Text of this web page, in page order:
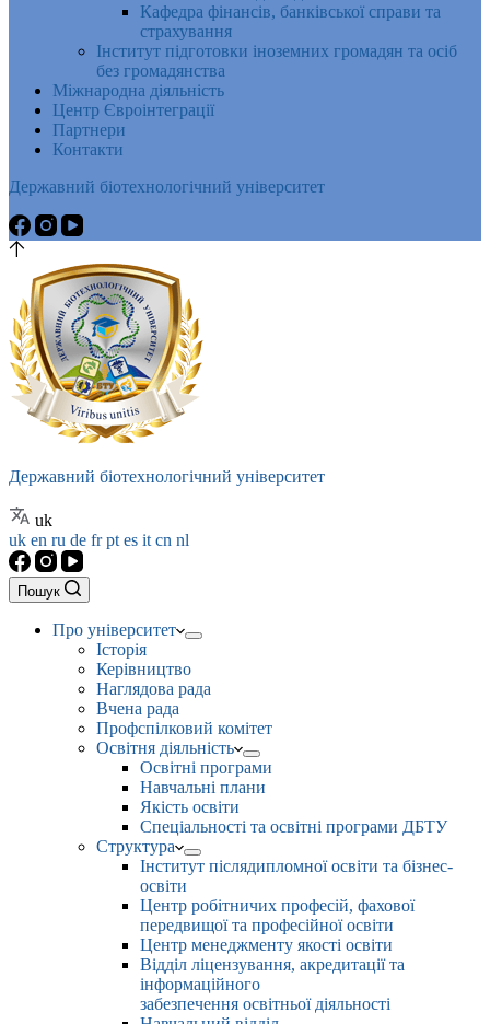
Кафедра фінансів, банківської справи та
страхування
Інститут підготовки іноземних громадян та осіб
без громадянства
Міжнародна діяльність
Центр Євроінтеграції
Партнери
Контакти
Державний біотехнологічний університет
Державний біотехнологічний університет
uk
uk en ru de frpt es it cn nl
Пошук
Про університет
Історія
Керівництво
Наглядова рада
Вчена рада
Профспілковий комітет
Освітня діяльність
Освітні програми
Навчальні плани
Якість освіти
Спеціальності та освітні програми ДБТУ
Структура
Інститут післядипломної освіти та бізнес-
освіти
Центр робітничих професій, фахової
передвищої та професійної освіти
Центр менеджменту якості освіти
Відділ ліцензування, акредитації та
інформаційного
забезпечення освітньої діяльності